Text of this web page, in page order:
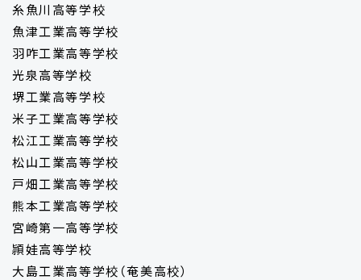
糸魚川高等学校
魚津工業高等学校
羽咋工業高等学校
光泉高等学校
堺工業高等学校
米子工業高等学校
松江工業高等学校
松山工業高等学校
戸畑工業高等学校
熊本工業高等学校
宮崎第一高等学校
頴娃高等学校
大島工業高等学校（奄美高校）